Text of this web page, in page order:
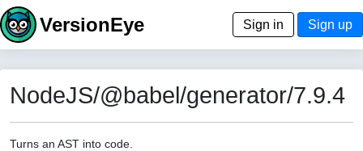
VersionEye Sign in Sign up
NodeJS/@babel/generator/7.9.4
Turns an AST into code.